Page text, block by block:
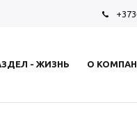
- ЖИЗНЬ О